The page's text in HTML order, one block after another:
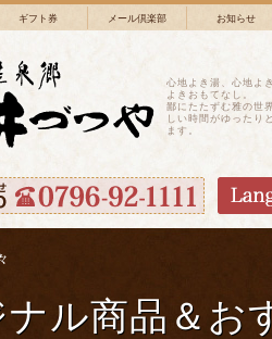
ギフト券 メール倶楽部 お知らせ
心地よき湯、心地よ
よきおもてなし。
鄙にたたずむ雅の世
しい時間がゆったり
ます。
ナル商品＆お